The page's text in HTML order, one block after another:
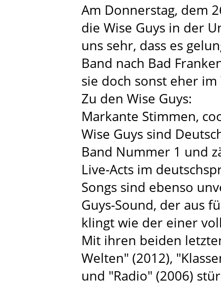
Am Donnerstag, dem
die Wise Guys in der
uns sehr, dass es
Band nach Bad
sie doch sonst eher
Zu den Wise Guys:
Markante Stimmen,
Wise Guys sind
Band Nummer 1 und
Live-Acts im
Songs sind ebenso
Guys-Sound, der aus
klingt wie der einer
Mit ihren beiden
Welten" (2012),
und "Radio" (2006)